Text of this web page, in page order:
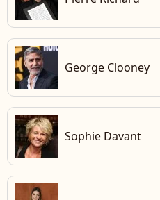
George Clooney
Sophie Davant